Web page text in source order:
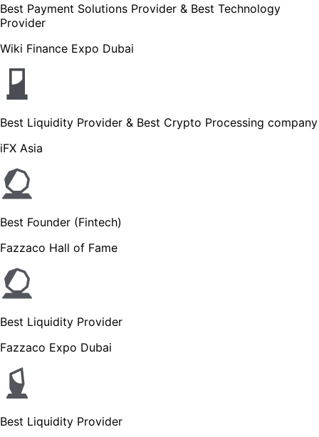
Best Payment Solutions Provider & Best Technology
Provider
Wiki Finance Expo Dubai
Best Liquidity Provider & Best Crypto Processing company
iFX Asia
Best Founder (Fintech)
Fazzaco Hall of Fame
Best Liquidity Provider
Fazzaco Expo Dubai
Best Liquidity Provider